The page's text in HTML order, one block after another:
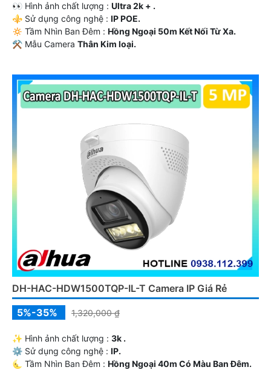
️👀 Hình ảnh chất lượng : Ultra 2k + .
⚜️ Sử dụng công nghệ : IP POE.
🔅 Tầm Nhìn Ban Đêm : Hồng Ngoại 50m Kết Nối Từ Xa.
⚒ Mẫu Camera Thân Kim loại.
DH-HAC-HDW1500TQP-IL-T Camera IP Giá Rẻ
5%-35%
1,320,000 ₫
✨ Hình ảnh chất lượng : 3k .
⚙ Sử dụng công nghệ : IP.
🌜 Tầm Nhìn Ban Đêm : Hồng Ngoại 40m Có Màu Ban Ðêm.